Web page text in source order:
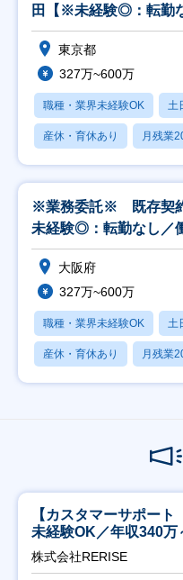
田【※未経験◎：転勤
充実】
東京都
327万~600万
職種・業界未経験OK 土
産休・育休あり 月残業
※業務委託※ 既存契
未経験◎：転勤なし／
実】
大阪府
327万~600万
職種・業界未経験OK 土
産休・育休あり 月残業
【カスタマーサポー
未経験OK／年収340万
株式会社RERISE